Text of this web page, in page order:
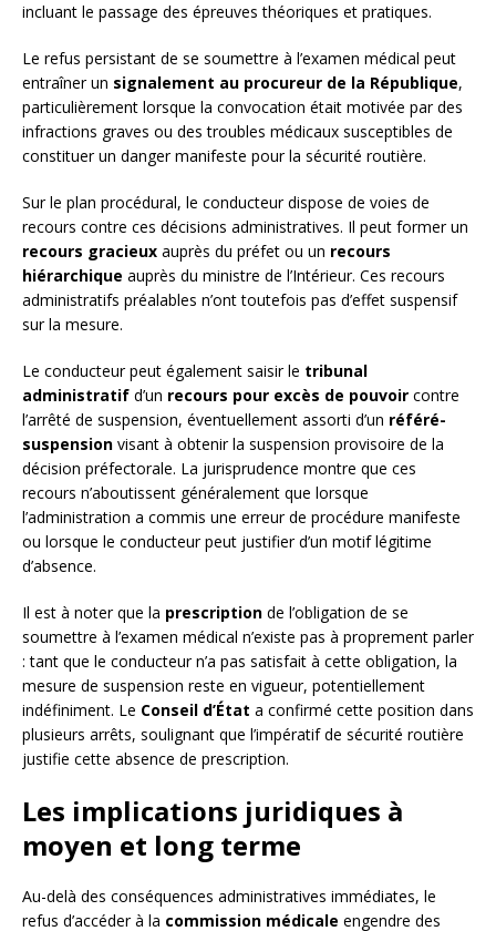
incluant le passage des épreuves théoriques et pratiques.
Le refus persistant de se soumettre à l’examen médical peut
entraîner un signalement au procureur de la République,
particulièrement lorsque la convocation était motivée par des
infractions graves ou des troubles médicaux susceptibles de
constituer un danger manifeste pour la sécurité routière.
Sur le plan procédural, le conducteur dispose de voies de
recours contre ces décisions administratives. Il peut former un
recours gracieux auprès du préfet ou un recours
hiérarchique auprès du ministre de l’Intérieur. Ces recours
administratifs préalables n’ont toutefois pas d’effet suspensif
sur la mesure.
Le conducteur peut également saisir le tribunal
administratif d’un recours pour excès de pouvoir contre
l’arrêté de suspension, éventuellement assorti d’un référé-
suspension visant à obtenir la suspension provisoire de la
décision préfectorale. La jurisprudence montre que ces
recours n’aboutissent généralement que lorsque
l’administration a commis une erreur de procédure manifeste
ou lorsque le conducteur peut justifier d’un motif légitime
d’absence.
Il est à noter que la prescription de l’obligation de se
soumettre à l’examen médical n’existe pas à proprement parler
: tant que le conducteur n’a pas satisfait à cette obligation, la
mesure de suspension reste en vigueur, potentiellement
indéfiniment. Le Conseil d’État a confirmé cette position dans
plusieurs arrêts, soulignant que l’impératif de sécurité routière
justifie cette absence de prescription.
Les implications juridiques à
moyen et long terme
Au-delà des conséquences administratives immédiates, le
refus d’accéder à la commission médicale engendre des